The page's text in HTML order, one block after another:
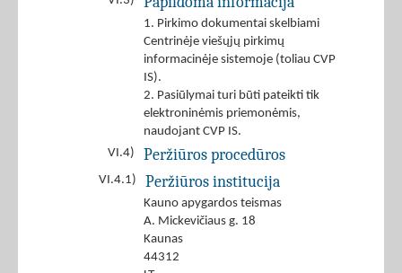
1. Pirkimo dokumentai skelbiami
Centrinėje viešųjų pirkimų
informacinėje sistemoje (toliau CVP
IS).
2. Pasiūlymai turi būti pateikti tik
elektroninėmis priemonėmis,
naudojant CVP IS.
VI.4)
Peržiūros procedūros
VI.4.1) Peržiūros institucija
Kauno apygardos teismas
A. Mickevičiaus g. 18
Kaunas
44312